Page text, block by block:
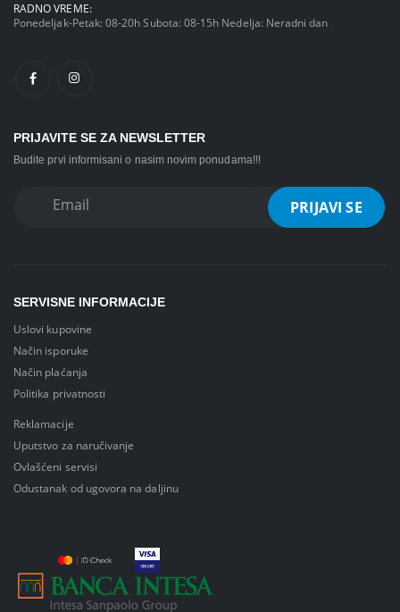
RADNO VREME:
Ponedeljak-Petak: 08-20h Subota: 08-15h Nedelja: Neradni dan
PRIJAVITE SE ZA NEWSLETTER
Budite prvi informisani o nasim novim ponudama!!!
SERVISNE INFORMACIJE
Uslovi kupovine
Način isporuke
Način plaćanja
Politika privatnosti
Reklamacije
Uputstvo za naručivanje
Ovlašćeni servisi
Odustanak od ugovora na daljinu